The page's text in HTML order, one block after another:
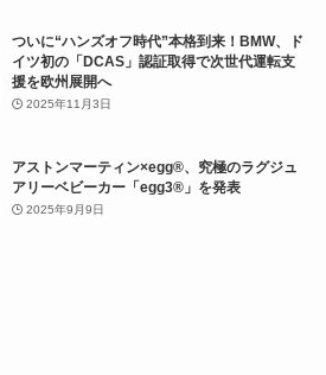
ついに“ハンズオフ時代”本格到来！BMW、ド
イツ初の「DCAS」認証取得で次世代運転支
援を欧州展開へ
2025年11月3日
アストンマーティン×egg®、究極のラグジュ
アリーベビーカー「egg3®」を発表
2025年9月9日